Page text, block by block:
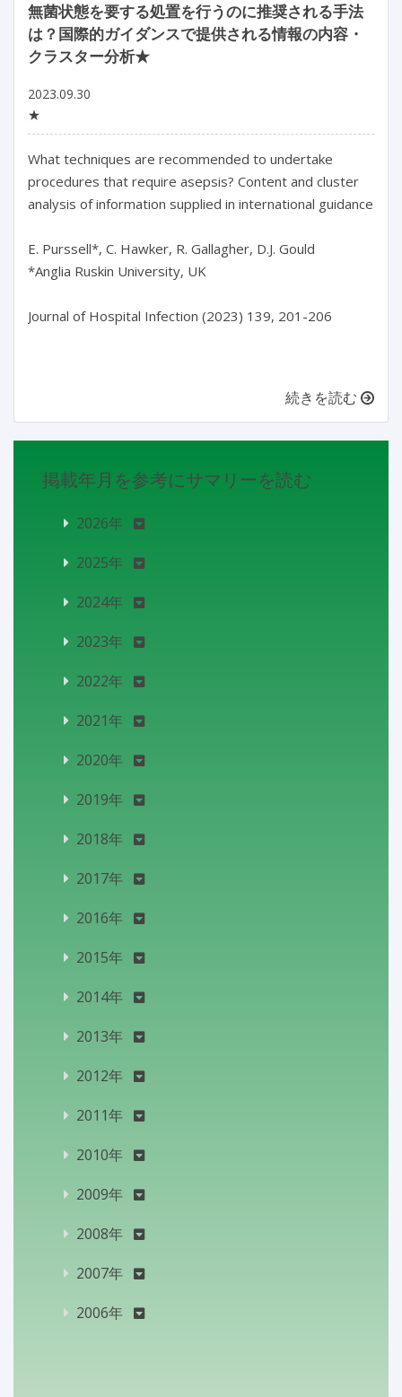
無菌状態を要する処置を行うのに推奨される手法
は？国際的ガイダンスで提供される情報の内容・
クラスター分析★
2023.09.30
★
What techniques are recommended to undertake
procedures that require asepsis? Content and cluster
analysis of information supplied in international guidance
E. Purssell*, C. Hawker, R. Gallagher, D.J. Gould
*Anglia Ruskin University, UK
Journal of Hospital Infection (2023) 139, 201-206
続きを読む
掲載年月を参考にサマリーを読む
2026年
2025年
2024年
2023年
2022年
2021年
2020年
2019年
2018年
2017年
2016年
2015年
2014年
2013年
2012年
2011年
2010年
2009年
2008年
2007年
2006年